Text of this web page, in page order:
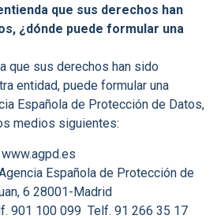
que sus derechos han
¿dónde puede formular una
que sus derechos han sido
entidad, puede formular una
Española de Protección de Datos,
medios siguientes:
Española de Protección de
6 28001-Madrid
901 100 099 Telf. 91 266 35 17